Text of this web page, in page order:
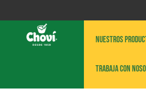
NUESTROS
Trabaja con